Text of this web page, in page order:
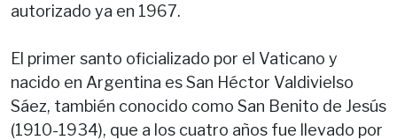
autorizado ya en 1967.
El primer santo oficializado por el Vaticano y
nacido en Argentina es San Héctor Valdivielso
Sáez, también conocido como San Benito de Jesús
(1910-1934), que a los cuatro años fue llevado por